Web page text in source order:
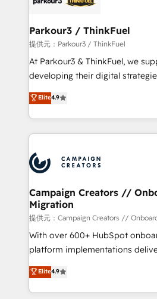
companies scale faster and smarter. 🔹
Demand generation for all your buyers With
you invest in 100% of your
growth and positioning yourself
transformation process A
implement HubSpot effectively
record of business
approach has helped brands
Parkour3 / ThinkFuel
提供元：Parkour3 / ThinkFuel
At Parkour3 & ThinkFuel, we
developing their digital
technologies and automating
sales processes to generate
from Strategy to Operations.
onboarding and
extensive experience working
and manufacturers since 2002,
empowering our clients and
autonomy. Get to grips with
guided implementation and
the CRM platform into your
you like support in deploying
to your needs and sales
certifications, we are part of
Elite4.9
Campaign Creators //
Migration
提供元：Campaign Creators //
With over 600+ HubSpot
platform implementations
Elite Solutions Partner for
migrate, replatform, and scale
in high-impact CRM and CMS
Elite4.9